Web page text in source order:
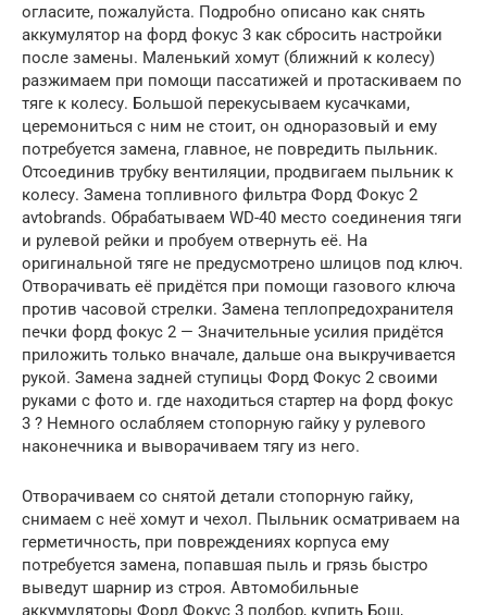
огласите, пожалуйста. Подробно описано как снять
аккумулятор на форд фокус 3 как сбросить настройки
после замены. Маленький хомут (ближний к колесу)
разжимаем при помощи пассатижей и протаскиваем по
тяге к колесу. Большой перекусываем кусачками,
церемониться с ним не стоит, он одноразовый и ему
потребуется замена, главное, не повредить пыльник.
Отсоединив трубку вентиляции, продвигаем пыльник к
колесу. Замена топливного фильтра Форд Фокус 2
avtobrands. Обрабатываем WD-40 место соединения тяги
и рулевой рейки и пробуем отвернуть её. На
оригинальной тяге не предусмотрено шлицов под ключ.
Отворачивать её придётся при помощи газового ключа
против часовой стрелки. Замена теплопредохранителя
печки форд фокус 2 — Значительные усилия придётся
приложить только вначале, дальше она выкручивается
рукой. Замена задней ступицы Форд Фокус 2 своими
руками с фото и. где находиться стартер на форд фокус
3 ? Немного ослабляем стопорную гайку у рулевого
наконечника и выворачиваем тягу из него.
Отворачиваем со снятой детали стопорную гайку,
снимаем с неё хомут и чехол. Пыльник осматриваем на
герметичность, при повреждениях корпуса ему
потребуется замена, попавшая пыль и грязь быстро
выведут шарнир из строя. Автомобильные
аккумуляторы Форд Фокус 3 подбор, купить Бош,